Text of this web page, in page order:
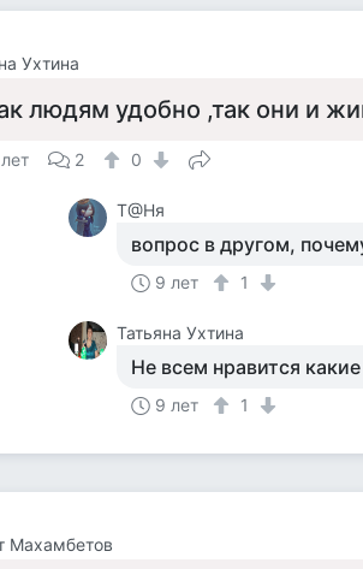
Ухтина
людям удобно ,так они и
2 0
Т@Ня
вопрос в другом,
9 лет 1
Татьяна Ухтина
Не всем нравится
9 лет 1
Махамбетов